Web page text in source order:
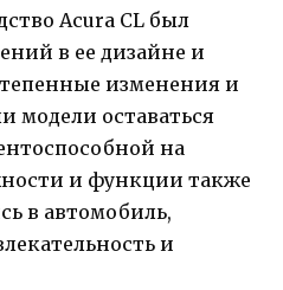
Acura CL был
в ее дизайне и
изменения и
модели оставаться
на
и функции также
в автомобиль,
и